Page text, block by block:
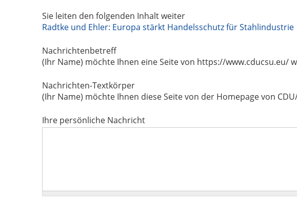
Sie leiten den folgenden Inhalt weiter
Radtke und Ehler: Europa stärkt Handelsschutz für Stahlindustrie
Nachrichtenbetreff
(Ihr Name) möchte Ihnen eine Seite von https://www.cducsu.eu/
Nachrichten-Textkörper
(Ihr Name) möchte Ihnen diese Seite von der Homepage von
Ihre persönliche Nachricht